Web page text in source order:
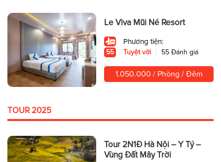
Le Viva Mũi Né Resort
Phương tiện:
55 Tuyệt vời 55 Đánh giá
1.050.000 / Phòng / Đêm
TOUR 2025
Tour 2N1Đ Hà Nội – Y Tý –
Vùng Đất Mây Trời